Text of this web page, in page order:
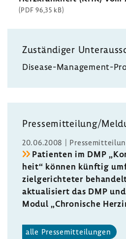
(PDF 96,35 kB)
Zustän­diger
Disease-​Management-
Pres­se­mit­tei­lung/
20.06.2008 |
Pati­enten im DMP
heit“ können künftig
ziel­ge­rich­teter
aktua­li­siert das DMP
Modul „Chro­ni­sche
alle Pres­se­mit­tei­lungen